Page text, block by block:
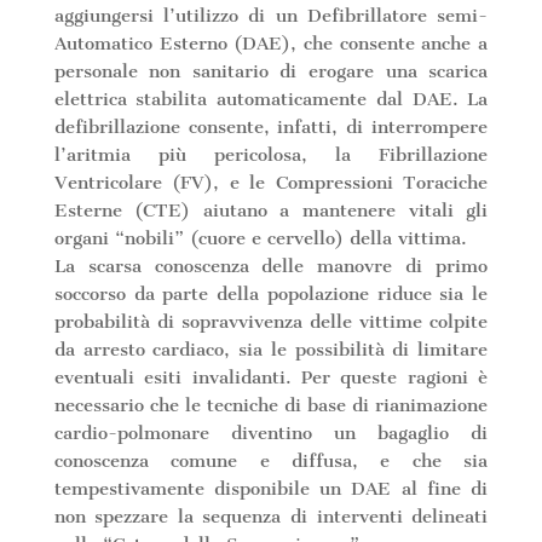
aggiungersi l’utilizzo di un Defibrillatore semi-
Automatico Esterno (DAE), che consente anche a
personale non sanitario di erogare una scarica
elettrica stabilita automaticamente dal DAE. La
defibrillazione consente, infatti, di interrompere
l’aritmia più pericolosa, la Fibrillazione
Ventricolare (FV), e le Compressioni Toraciche
Esterne (CTE) aiutano a mantenere vitali gli
organi “nobili” (cuore e cervello) della vittima.
La scarsa conoscenza delle manovre di primo
soccorso da parte della popolazione riduce sia le
probabilità di sopravvivenza delle vittime colpite
da arresto cardiaco, sia le possibilità di limitare
eventuali esiti invalidanti. Per queste ragioni è
necessario che le tecniche di base di rianimazione
cardio-polmonare diventino un bagaglio di
conoscenza comune e diffusa, e che sia
tempestivamente disponibile un DAE al fine di
non spezzare la sequenza di interventi delineati